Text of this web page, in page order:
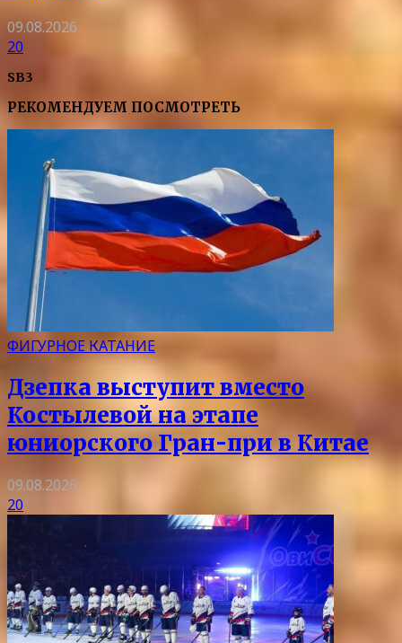
09.08.2026
20
SB3
РЕКОМЕНДУЕМ ПОСМОТРЕТЬ
ФИГУРНОЕ КАТАНИЕ
Дзепка выступит вместо
Костылевой на этапе
юниорского Гран-при в Китае
09.08.2026
20